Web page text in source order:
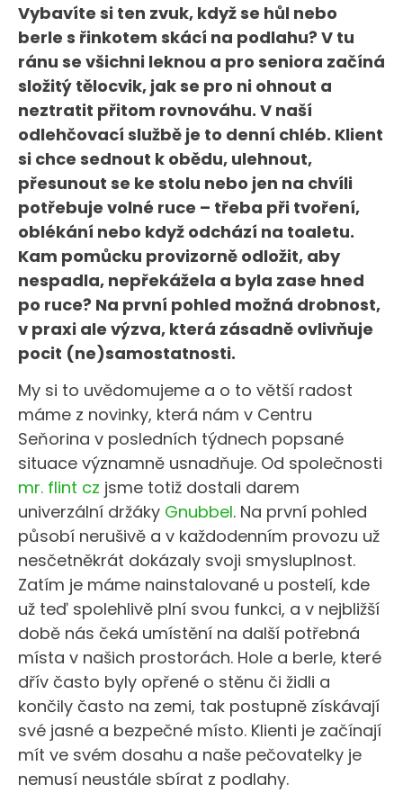
Vybavíte si ten zvuk, když se hůl nebo
berle s řinkotem skácí na podlahu? V tu
ránu se všichni leknou a pro seniora začíná
složitý tělocvik, jak se pro ni ohnout a
neztratit přitom rovnováhu. V naší
odlehčovací službě je to denní chléb. Klient
si chce sednout k obědu, ulehnout,
přesunout se ke stolu nebo jen na chvíli
potřebuje volné ruce – třeba při tvoření,
oblékání nebo když odchází na toaletu.
Kam pomůcku provizorně odložit, aby
nespadla, nepřekážela a byla zase hned
po ruce? Na první pohled možná drobnost,
v praxi ale výzva, která zásadně ovlivňuje
pocit (ne)samostatnosti.
My si to uvědomujeme a o to větší radost
máme z novinky, která nám v Centru
Seňorina v posledních týdnech popsané
situace významně usnadňuje. Od společnosti
mr. flint cz jsme totiž dostali darem
univerzální držáky Gnubbel. Na první pohled
působí nerušivě a v každodenním provozu už
nesčetněkrát dokázaly svoji smysluplnost.
Zatím je máme nainstalované u postelí, kde
už teď spolehlivě plní svou funkci, a v nejbližší
době nás čeká umístění na další potřebná
místa v našich prostorách. Hole a berle, které
dřív často byly opřené o stěnu či židli a
končily často na zemi, tak postupně získávají
své jasné a bezpečné místo. Klienti je začínají
mít ve svém dosahu a naše pečovatelky je
nemusí neustále sbírat z podlahy.